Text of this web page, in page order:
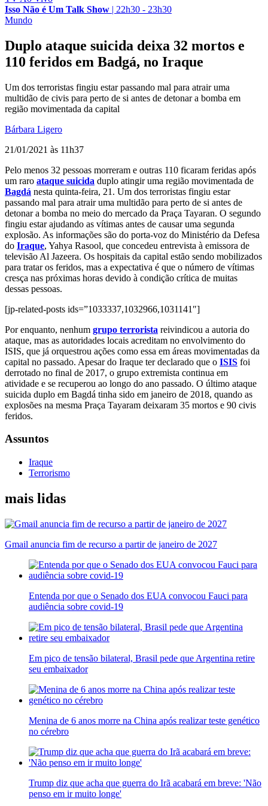
Isso Não é Um Talk Show | 22h30 - 23h30
Mundo
Duplo ataque suicida deixa 32 mortos e
110 feridos em Badgá, no Iraque
Um dos terroristas fingiu estar passando mal para atrair uma
multidão de civis para perto de si antes de detonar a bomba em
região movimentada da capital
Bárbara Ligero
21/01/2021 às 11h37
Pelo menos 32 pessoas morreram e outras 110 ficaram feridas após
um raro ataque suicida duplo atingir uma região movimentada de
Bagdá nesta quinta-feira, 21. Um dos terroristas fingiu estar
passando mal para atrair uma multidão para perto de si antes de
detonar a bomba no meio do mercado da Praça Tayaran. O segundo
fingiu estar ajudando as vítimas antes de causar uma segunda
explosão. As informações são do porta-voz do Ministério da Defesa
do Iraque, Yahya Rasool, que concedeu entrevista à emissora de
televisão Al Jazeera. Os hospitais da capital estão sendo mobilizados
para tratar os feridos, mas a expectativa é que o número de vítimas
cresça nas próximas horas devido à condição crítica de muitas
dessas pessoas.
[jp-related-posts ids=”1033337,1032966,1031141″]
Por enquanto, nenhum grupo terrorista reivindicou a autoria do
ataque, mas as autoridades locais acreditam no envolvimento do
ISIS, que já orquestrou ações como essa em áreas movimentadas da
capital no passado. Apesar do Iraque ter declarado que o ISIS foi
derrotado no final de 2017, o grupo extremista continua em
atividade e se recuperou ao longo do ano passado. O último ataque
suicida duplo em Bagdá tinha sido em janeiro de 2018, quando as
explosões na mesma Praça Tayaram deixaram 35 mortos e 90 civis
feridos.
Assuntos
Iraque
Terrorismo
mais lidas
Gmail anuncia fim de recurso a partir de janeiro de 2027
Entenda por que o Senado dos EUA convocou Fauci para
audiência sobre covid-19
Em pico de tensão bilateral, Brasil pede que Argentina retire
seu embaixador
Menina de 6 anos morre na China após realizar teste genético
no cérebro
Trump diz que acha que guerra do Irã acabará em breve: 'Não
penso em ir muito longe'